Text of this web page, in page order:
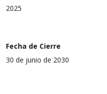
2025
Fecha de Cierre
30 de junio de 2030